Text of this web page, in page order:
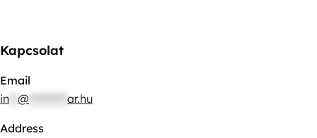
Kapcsolat
Email
in @ ar.hu
Address